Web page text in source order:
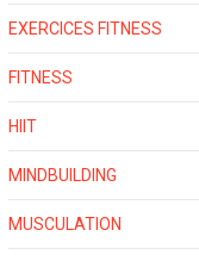
EXERCICES FITNESS
FITNESS
HIIT
MINDBUILDING
MUSCULATION